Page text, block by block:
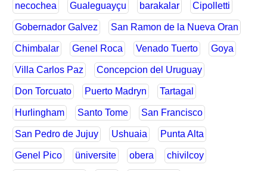
necochea Gualeguayçu barakalar Cipolletti
Gobernador Galvez San Ramon de la Nueva Oran
Chimbalar Genel Roca Venado Tuerto Goya
Villa Carlos Paz Concepcion del Uruguay
Don Torcuato Puerto Madryn Tartagal
Hurlingham Santo Tome San Francisco
San Pedro de Jujuy Ushuaia Punta Alta
Genel Pico üniversite obera chivilcoy